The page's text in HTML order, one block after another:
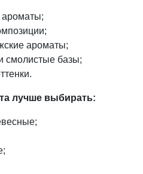
ароматы;
смолистые базы;
лучше выбирать: